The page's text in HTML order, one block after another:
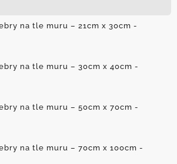
na tle muru – 21cm x 30cm -
na tle muru – 30cm x 40cm -
na tle muru – 50cm x 70cm -
na tle muru – 70cm x 100cm -